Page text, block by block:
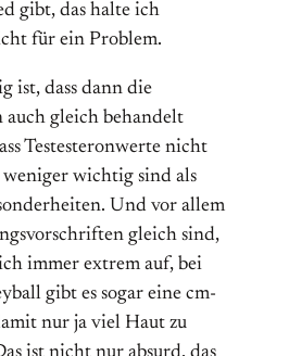
gibt, das halte ich
für ein Problem.
ist, dass dann die
auch gleich behandelt
Testesteronwerte nicht
wichtig sind als
Und vor allem
gleich sind,
immer extrem auf, bei
gibt es sogar eine cm-
nur ja viel Haut zu